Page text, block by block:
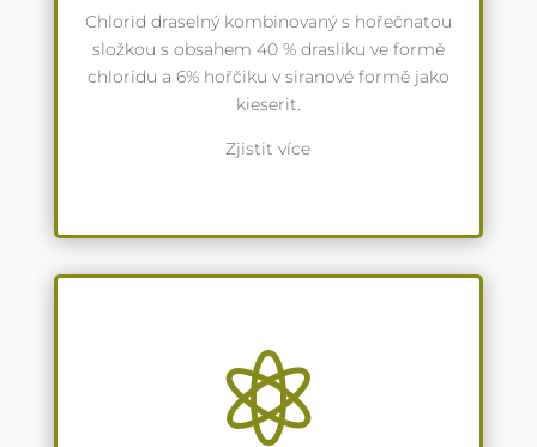
Chlorid draselný kombinovaný s hořečnatou
složkou s obsahem 40 % drasliku ve formě
chloridu a 6% hořčiku v siranové formě jako
kieserit.
Zjistit více
